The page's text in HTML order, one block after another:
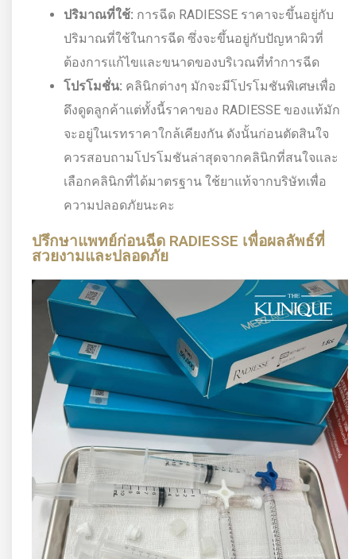
ปริมาณที่ใช้: การฉีด RADIESSE ราคาจะขึ้นอยู่กับ
ปริมาณที่ใช้ในการฉีด ซึ่งจะขึ้นอยู่กับปัญหาผิวที่
ต้องการแก้ไขและขนาดของบริเวณที่ทำการฉีด
โปรโมชั่น: คลินิกต่างๆ มักจะมีโปรโมชันพิเศษเพื่อ
ดึงดูดลูกค้าแต่ทั้งนี้ราคาของ RADIESSE ของแท้มัก
จะอยู่ในเรทราคาใกล้เคียงกัน ดังนั้นก่อนตัดสินใจ
ควรสอบถามโปรโมชันล่าสุดจากคลินิกที่สนใจและ
เลือกคลินิกที่ได้มาตรฐาน ใช้ยาแท้จากบริษัทเพื่อ
ความปลอดภัยนะคะ
ปรึกษาแพทย์ก่อนฉีด RADIESSE เพื่อผลลัพธ์ที่
สวยงามและปลอดภัย